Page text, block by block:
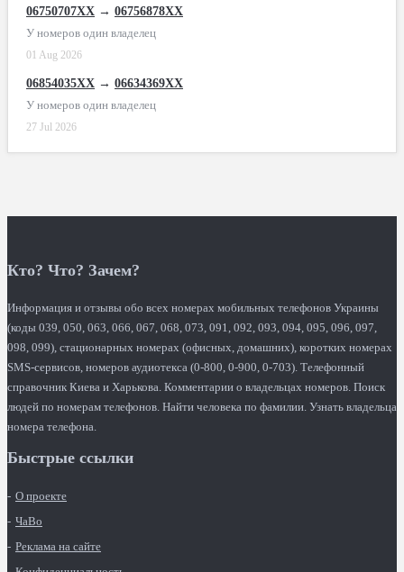
06750707XX → 06756878XX
У номеров один владелец
01 Aug 2026
06854035XX → 06634369XX
У номеров один владелец
27 Jul 2026
Кто? Что? Зачем?
Информация и отзывы обо всех номерах мобильных телефонов Украины
(коды 039, 050, 063, 066, 067, 068, 073, 091, 092, 093, 094, 095, 096, 097,
098, 099), стационарных номерах (офисных, домашних), коротких номерах
SMS-сервисов, номеров аудиотекса (0-800, 0-900, 0-703). Телефонный
справочник Киева и Харькова. Комментарии о владельцах номеров. Поиск
людей по номерам телефонов. Найти человека по фамилии. Узнать владельца
номера телефона.
Быстрые ссылки
О проекте
ЧаВо
Реклама на сайте